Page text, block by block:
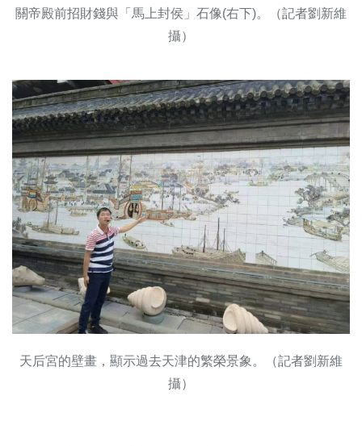
關帝殿前招財錢與「馬上封侯」石像(右下)。（記者劉新維
攝）
天后宮的壁畫，顯示過去天津的繁榮景象。（記者劉新維
攝）